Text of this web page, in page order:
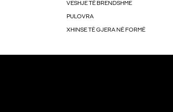
VESHJE TË BRENDSHME
PULOVRA
XHINSE TË GJERA NË FORMË